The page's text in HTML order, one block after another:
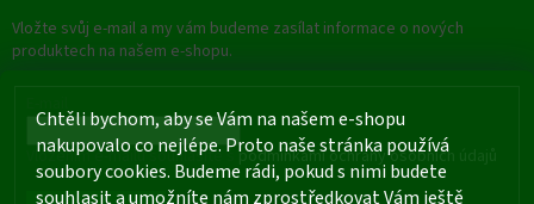
Chtěli bychom, aby se Vám na našem e-shopu
nakupovalo co nejlépe. Proto naše stránka používá
soubory cookies. Budeme rádi, pokud s nimi budete
souhlasit a umožníte nám zprostředkovat Vám ještě
Vložte svůj e-mail a my vám budeme zasílat informace o nových
produktech na našem e-shopu.
Vložením e-mailu souhlasíte s podmínkami ochrany osobních údajů